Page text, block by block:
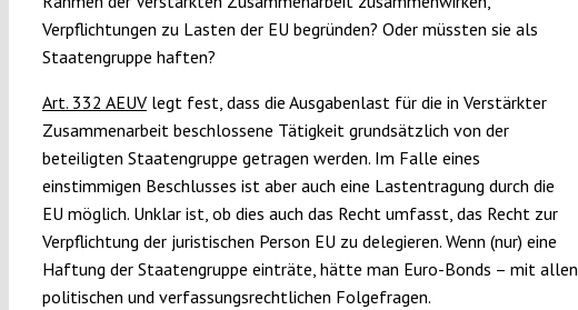
Verpflichtungen zu Lasten der EU begründen? Oder müssten sie als
Staatengruppe haften?
Art. 332 AEUVlegt fest, dass die Ausgabenlast für die in Verstärkter
Zusammenarbeit beschlossene Tätigkeit grundsätzlich von der
beteiligten Staatengruppe getragen werden. Im Falle eines
einstimmigen Beschlusses ist aber auch eine Lastentragung durch die
EU möglich. Unklar ist, ob dies auch das Recht umfasst, das Recht zur
Verpflichtung der juristischen Person EU zu delegieren. Wenn (nur) eine
Haftung der Staatengruppe einträte, hätte man Euro-Bonds – mit allen
politischen und verfassungsrechtlichen Folgefragen.